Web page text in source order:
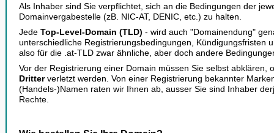
Als Inhaber sind Sie verpflichtet, sich an die Bedingungen der
Domainvergabestelle (zB. NIC-AT, DENIC, etc.) zu halten.
Jede Top-Level-Domain (TLD) - wird auch "Domainendung"
unterschiedliche Registrierungsbedingungen, Kündigungsfristen
also für die .at-TLD zwar ähnliche, aber doch andere
Vor der Registrierung einer Domain müssen Sie selbst abklären,
Dritterverletzt werden. Von einer Registrierung bekannter
(Handels-)Namen raten wir Ihnen ab, ausser Sie sind Inhaber
Rechte.